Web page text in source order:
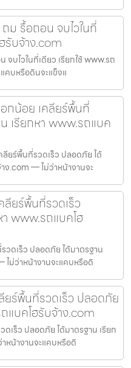
ม รื้อถอน จบไวในที่
รับจ้าง.com
จบไวในที่เดียว เรียกใช้ www.รถ
คบหรือดินจะแข็งแ
กน้อย เคลียร์พื้นที่
เรียกหา www.รถแบค
ยร์พื้นที่รวดเร็ว ปลอดภัย ได้
ง.com — ไม่ว่าหน้างานจะ
ลียร์พื้นที่รวดเร็ว
www.รถแบคโฮ
วดเร็ว ปลอดภัย ได้มาตรฐาน
ไม่ว่าหน้างานจะแคบหรือดิ
ยร์พื้นที่รวดเร็ว ปลอดภัย
แบคโฮรับจ้าง.com
ดเร็ว ปลอดภัย ได้มาตรฐาน เรียก
หน้างานจะแคบหรือดิ